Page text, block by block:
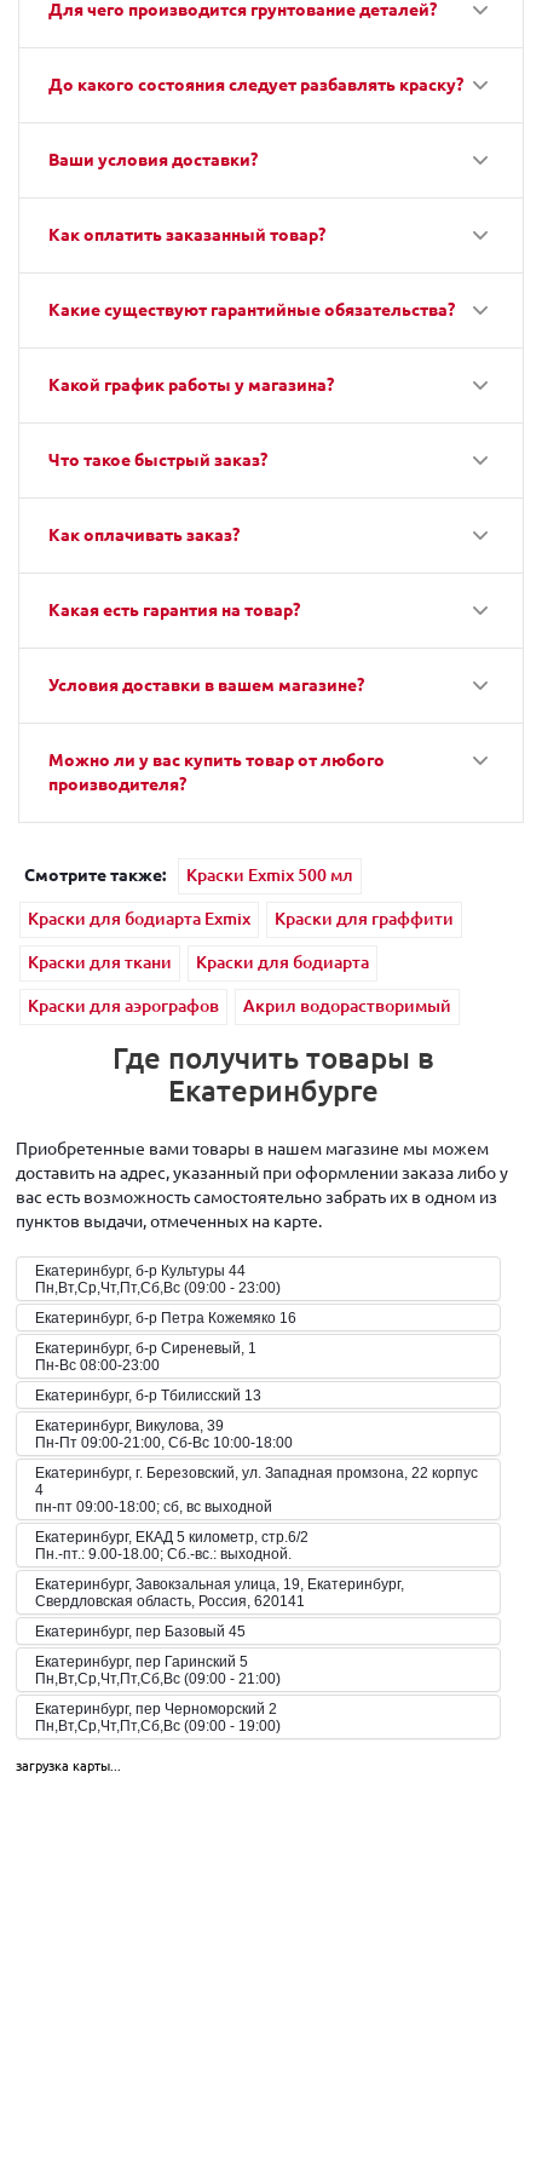
Для чего производится грунтование деталей?
До какого состояния следует разбавлять краску?
Ваши условия доставки?
Как оплатить заказанный товар?
Какие существуют гарантийные обязательства?
Какой график работы у магазина?
Что такое быстрый заказ?
Как оплачивать заказ?
Какая есть гарантия на товар?
Условия доставки в вашем магазине?
Можно ли у вас купить товар от любого
производителя?
Смотрите также:
Краски Exmix 500 мл
Краски для бодиарта Exmix
Краски для граффити
Краски для ткани
Краски для бодиарта
Краски для аэрографов
Акрил водорастворимый
Где получить товары в
Екатеринбурге
Приобретенные вами товары в нашем магазине мы можем
доставить на адрес, указанный при оформлении заказа либо у
вас есть возможность самостоятельно забрать их в одном из
пунктов выдачи, отмеченных на карте.
Екатеринбург, б-р Культуры 44
Пн,Вт,Ср,Чт,Пт,Сб,Вс (09:00 - 23:00)
Екатеринбург, б-р Петра Кожемяко 16
Екатеринбург, б-р Сиреневый, 1
Пн-Вс 08:00-23:00
Екатеринбург, б-р Тбилисский 13
Екатеринбург, Викулова, 39
Пн-Пт 09:00-21:00, Сб-Вс 10:00-18:00
Екатеринбург, г. Березовский, ул. Западная промзона, 22 корпус
4
пн-пт 09:00-18:00; сб, вс выходной
Екатеринбург, ЕКАД 5 километр, стр.6/2
Пн.-пт.: 9.00-18.00; Сб.-вс.: выходной.
Екатеринбург, Завокзальная улица, 19, Екатеринбург,
Свердловская область, Россия, 620141
Екатеринбург, пер Базовый 45
Екатеринбург, пер Гаринский 5
Пн,Вт,Ср,Чт,Пт,Сб,Вс (09:00 - 21:00)
Екатеринбург, пер Черноморский 2
Пн,Вт,Ср,Чт,Пт,Сб,Вс (09:00 - 19:00)
Пн-Вс 10:00-20:00
загрузка карты...